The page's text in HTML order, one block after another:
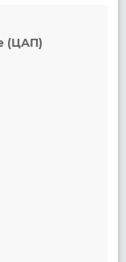
(ЦАП)